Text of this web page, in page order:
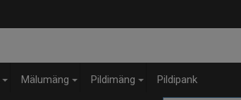
Mälumäng Pildimäng Pildipank